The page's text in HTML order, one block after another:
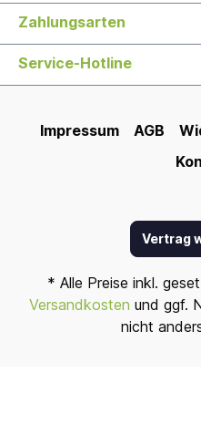
Zahlungsarten
Service-Hotline
Impressum AGB
Vertrag
* Alle Preise inkl.
Versandkosten und ggf.
nicht